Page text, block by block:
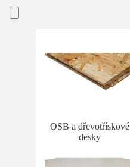
OSB a dřevotřískové
desky